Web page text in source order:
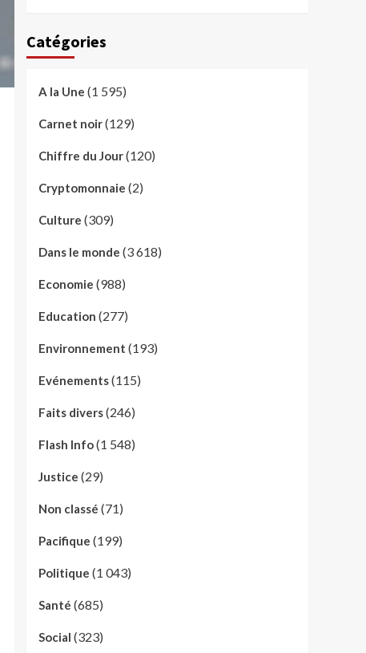
Catégories
A la Une (1 595)
Carnet noir(129)
Chiffre du Jour(120)
Cryptomonnaie (2)
Culture (309)
Dans le monde (3 618)
Economie (988)
Education (277)
Environnement (193)
Evénements(115)
Faits divers(246)
Flash Info(1 548)
Justice (29)
Non classé (71)
Pacifique (199)
Politique (1 043)
Santé (685)
Social (323)